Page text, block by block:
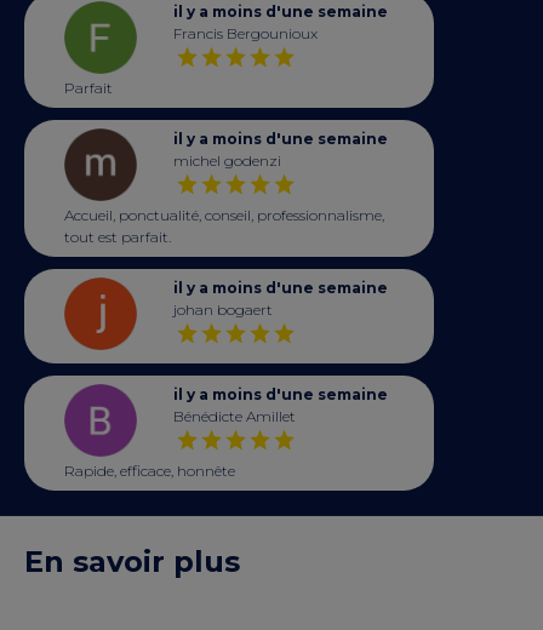
il y a moins d'une semaine
Francis Bergounioux
Parfait
il y a moins d'une semaine
michel godenzi
Accueil, ponctualité, conseil, professionnalisme,
tout est parfait.
il y a moins d'une semaine
johan bogaert
il y a moins d'une semaine
Bénédicte Amillet
Rapide, efficace, honnête
En savoir plus